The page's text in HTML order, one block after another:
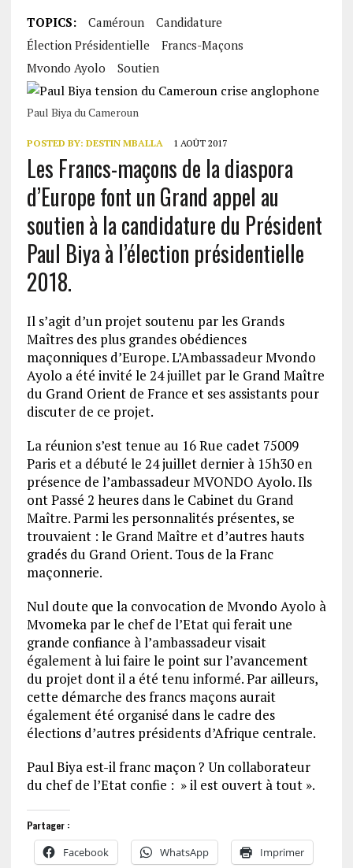
TOPICS: Caméroun
Candidature
Élection Présidentielle
Francs-Maçons
Mvondo Ayolo
Soutien
Paul Biya du Cameroun
POSTED BY: DESTIN MBALLA 1 AOÛT 2017
Les Francs-maçons de la diaspora
d’Europe font un Grand appel au
soutien à la candidature du Président
Paul Biya à l’élection présidentielle
2018.
Il s’agit d’un projet soutenu par les Grands
Maîtres des plus grandes obédiences
maçonniques d’Europe. L’Ambassadeur Mvondo
Ayolo a été invité le 24 juillet par le Grand Maître
du Grand Orient de France et ses assistants pour
discuter de ce projet.
La réunion s’est tenue au 16 Rue cadet 75009
Paris et a débuté le 24 juillet dernier à 15h30 en
présence de l’ambassadeur MVONDO Ayolo. Ils
ont Passé 2 heures dans le Cabinet du Grand
Maître. Parmi les personnalités présentes, se
trouvaient : le Grand Maître et d’autres hauts
gradés du Grand Orient. Tous de la Franc
maçonnerie.
Nul doute que la convocation de Mvondo Ayolo à
Mvomeka par le chef de l’Etat qui ferait une
grande confiance à l’ambassadeur visait
également à lui faire le point sur l’avancement
du projet dont il a été tenu informé. Par ailleurs,
cette démarche des francs maçons aurait
également été organisé dans le cadre des
élections d’autres présidents d’Afrique centrale.
Paul Biya est-il franc maçon ? Un collaborateur
du chef de l’Etat confie : » il est ouvert à tout ».
Partager :
Facebook WhatsApp Imprimer